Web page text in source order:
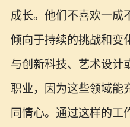
成长。他们不喜欢一成
倾向于持续的挑战和变
与创新科技、艺术设计
职业，因为这些领域能
同情心。通过这样的工